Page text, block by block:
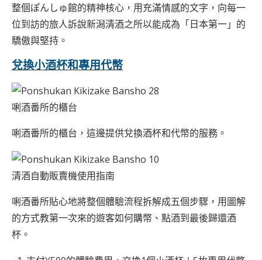
整個ぽんしゅ館的精神核心，用充滿情感的文字，向每一
位到訪的旅人訴說新潟清酒之所以能成為「日本第一」的
驕傲與堅持。
兌換小酒杯和專用代幣
唎酒番所的櫃台
唎酒番所的櫃台，這邊提供兌換酒杯和代幣的服務。
清酒自動販賣機使用指南
唎酒番所貼心地將整個體驗流程拆解成五個步驟，用圖解
的方式教第一次來的遊客如何購幣、點酒到最後歸還酒
杯。